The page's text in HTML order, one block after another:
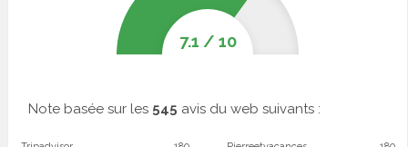
7.1 / 10
Note basée sur les 545 avis du web suivants :